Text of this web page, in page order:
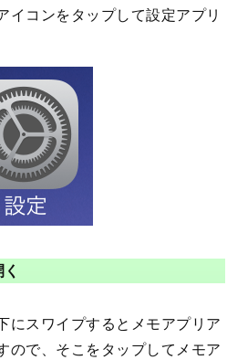
イコンをタップして設定アプリ
にスワイプするとメモアプリア
ので、そこをタップしてメモア